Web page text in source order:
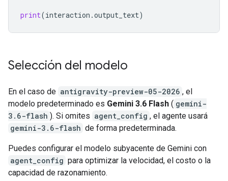
print(interaction .output_text)
Selección del modelo
En el caso de antigravity-preview-05-2026 , el
modelo predeterminado es Gemini 3.6 Flash ( gemini-
3.6-flash ). Si omites agent_config , el agente usará
gemini-3.6-flash de forma predeterminada.
Puedes configurar el modelo subyacente de Gemini con
agent_config para optimizar la velocidad, el costo o la
capacidad de razonamiento.